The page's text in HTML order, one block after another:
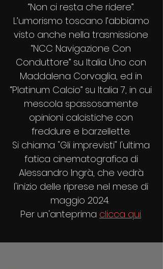
“Non ci resta che ridere”.
L’umorismo toscano l’abbiamo
visto anche nella trasmissione
“NCC Navigazione Con
Conduttore” su Italia Uno con
Maddalena Corvaglia, ed in
“Platinum Calcio” su Italia 7, in cui
mescola spassosamente
opinioni calcistiche con
freddure e barzellette.
Si chiama "Gli imprevisti" l'ultima
fatica cinematografica di
Alessandro Ingrà, che vedrà
l'inizio delle riprese nel mese di
maggio 2024.
Per un'anteprima clicca qui.